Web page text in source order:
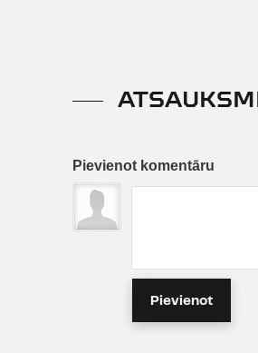
Pievienot komentāru
Pievienot